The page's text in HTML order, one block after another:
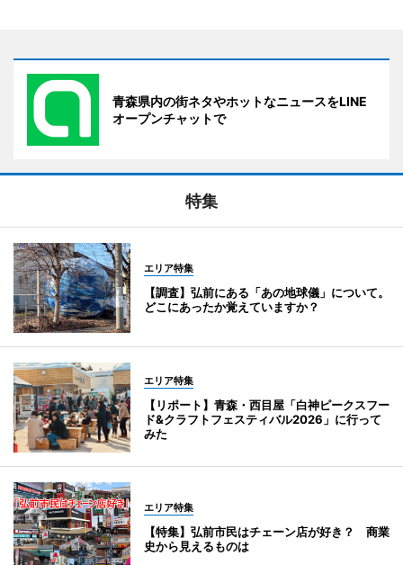
青森県内の街ネタやホットなニュースをLINE
オープンチャットで
特集
エリア特集
【調査】弘前にある「あの地球儀」について。
どこにあったか覚えていますか？
エリア特集
【リポート】青森・西目屋「白神ピークスフー
ド&クラフトフェスティバル2026」に行って
みた
エリア特集
【特集】弘前市民はチェーン店が好き？ 商業
史から見えるものは